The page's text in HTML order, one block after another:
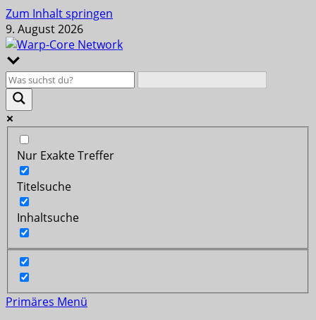
Zum Inhalt springen
9. August 2026
Nur Exakte Treffer
Titelsuche
Inhaltsuche
Primäres Menü